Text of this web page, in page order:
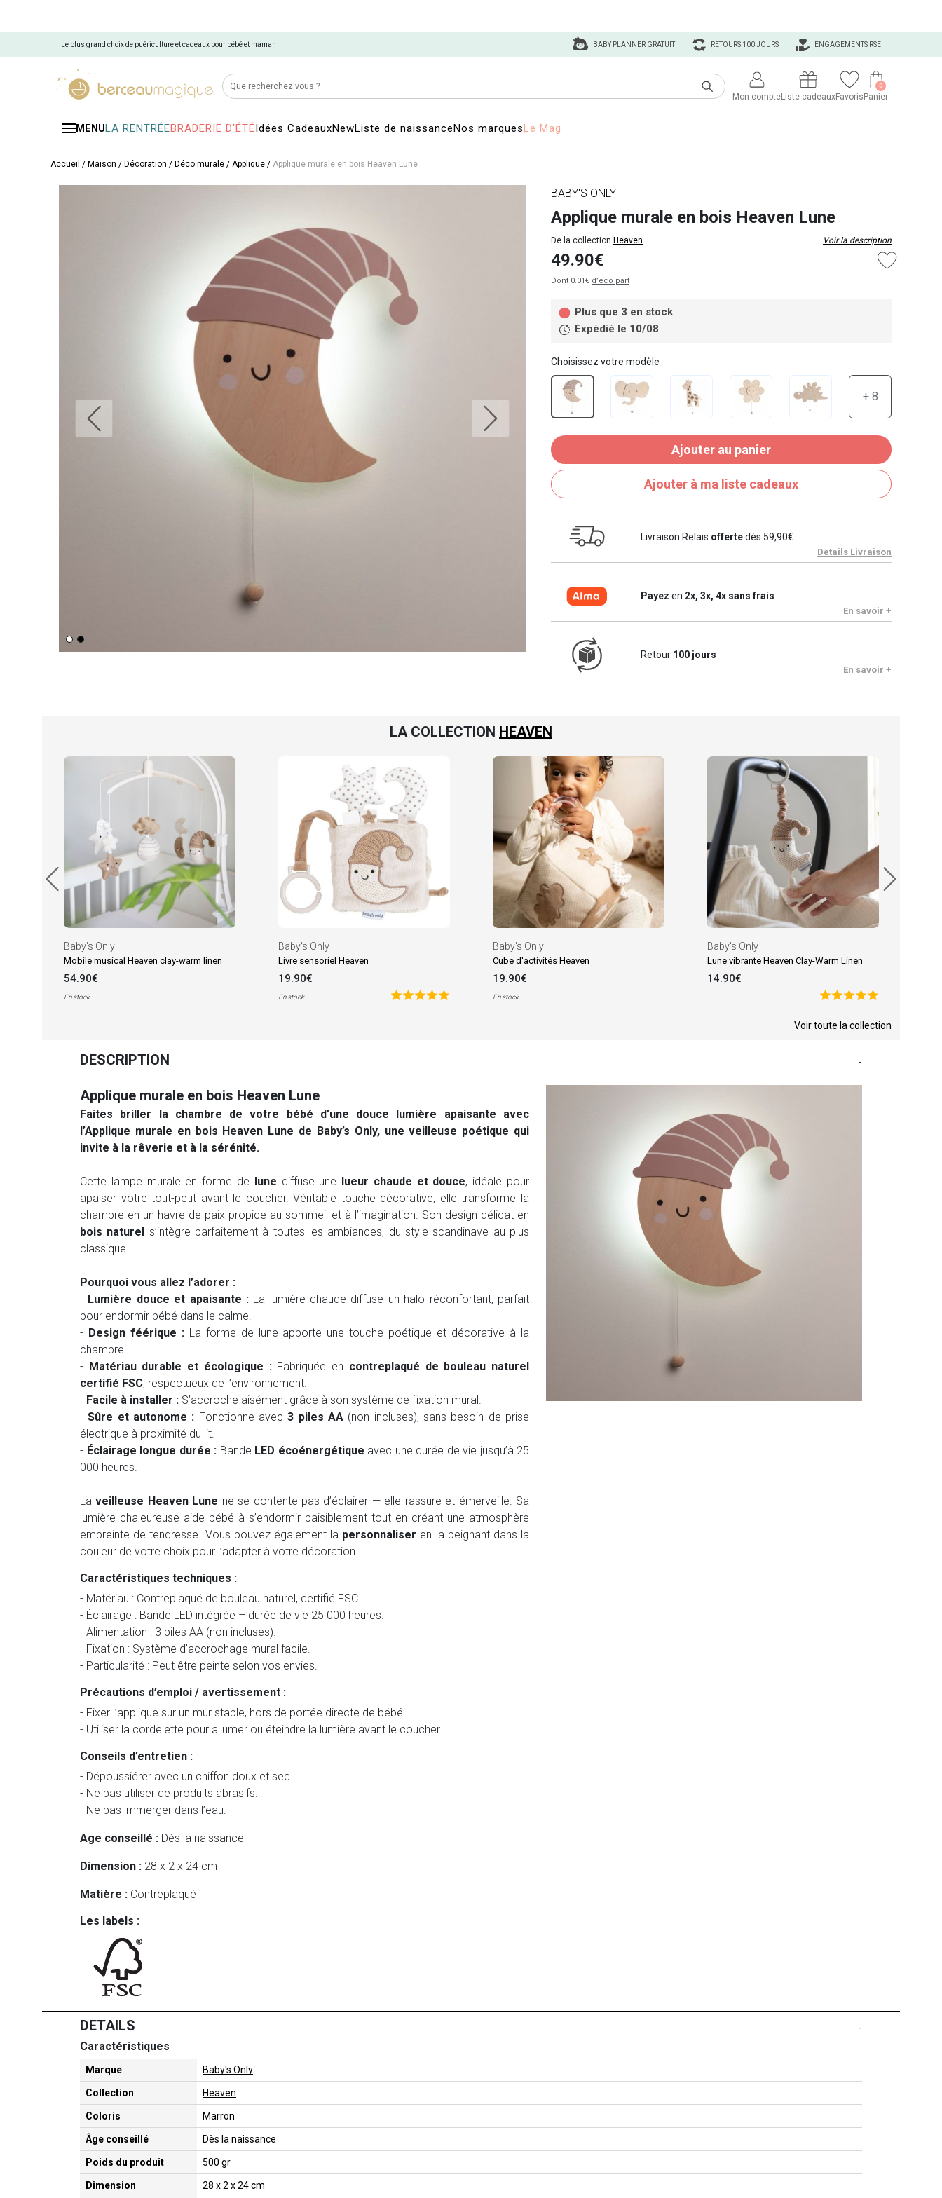
Le plus grand choix de puériculture et cadeaux pour bébé et maman ENGAGEMENTS RSE
RETOURS 100 JOURS
BABY PLANNER GRATUIT
Mon compteListe cadeauxFavoris Panier
0
MENULA RENTRÉEBRADERIE D'ÉTÉIdées CadeauxNewListe de naissanceNos marquesLe Mag
Accueil / Maison / Décoration / Déco murale / Applique / Applique murale en bois Heaven Lune
BABY'S ONLY
Applique murale en bois Heaven Lune
De la collection Heaven Voir la description
49.90€
Dont 0.01€ d’éco part
Plus que 3 en stock
Expédié le 10/08
Choisissez votre modèle
+ 8
Ajouter au panier
Ajouter à ma liste cadeaux
Livraison Relais offertedès 59,90€
Details Livraison
Payez en 2x, 3x, 4x sans frais
En savoir +
Retour 100 jours
En savoir +
LA COLLECTION HEAVEN
Baby's Only
Mobile musical Heaven clay-warm linen
54.90€
En stock
Baby's Only
Livre sensoriel Heaven
19.90€
En stock
Baby's Only
Cube d'activités Heaven
19.90€
En stock
Baby's Only
Lune vibrante Heaven Clay-Warm Linen
14.90€
Voir toute la collection
DESCRIPTION -
Applique murale en bois Heaven Lune
Faites briller la chambre de votre bébé d’une douce lumière apaisante avec
l’Applique murale en bois Heaven Lune de Baby’s Only, une veilleuse poétique qui
invite à la rêverie et à la sérénité.
Cette lampe murale en forme de lune diffuse une lueur chaude et douce, idéale pour
apaiser votre tout-petit avant le coucher. Véritable touche décorative, elle transforme la
chambre en un havre de paix propice au sommeil et à l’imagination. Son design délicat en
bois naturel s’intègre parfaitement à toutes les ambiances, du style scandinave au plus
classique.
Pourquoi vous allez l’adorer :
- Lumière douce et apaisante :La lumière chaude diffuse un halo réconfortant, parfait
pour endormir bébé dans le calme.
- Design féérique :La forme de lune apporte une touche poétique et décorative à la
chambre.
- Matériau durable et écologique :Fabriquée en contreplaqué de bouleau naturel
certifié FSC, respectueux de l’environnement.
- Facile à installer : S’accroche aisément grâce à son système de fixation mural.
-Sûre et autonome : Fonctionne avec3 piles AA (non incluses), sans besoin de prise
électrique à proximité du lit.
- Éclairage longue durée : Bande LED écoénergétique avec une durée de vie jusqu’à 25
000 heures.
Laveilleuse Heaven Lune ne se contente pas d’éclairer — elle rassure et émerveille. Sa
lumière chaleureuse aide bébé à s’endormir paisiblement tout en créant une atmosphère
empreinte de tendresse. Vous pouvez également la personnaliser en la peignant dans la
couleur de votre choix pour l’adapter à votre décoration.
Caractéristiques techniques :
- Matériau : Contreplaqué de bouleau naturel, certifié FSC.
- Éclairage : Bande LED intégrée – durée de vie 25 000 heures.
- Alimentation : 3 piles AA (non incluses).
- Fixation : Système d’accrochage mural facile.
- Particularité : Peut être peinte selon vos envies.
Précautions d’emploi / avertissement :
- Fixer l’applique sur un mur stable, hors de portée directe de bébé.
- Utiliser la cordelette pour allumer ou éteindre la lumière avant le coucher.
Conseils d’entretien :
- Dépoussiérer avec un chiffon doux et sec.
- Ne pas utiliser de produits abrasifs.
- Ne pas immerger dans l’eau.
Age conseillé : Dès la naissance
Dimension : 28 x 2 x 24 cm
Matière : Contreplaqué
Les labels :
DETAILS -
Caractéristiques
Marque Baby's Only
Collection Heaven
Coloris Marron
Âge conseillé Dès la naissance
Poids du produit 500 gr
Dimension 28 x 2 x 24 cm